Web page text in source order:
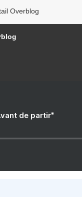
Overblog
de partir"